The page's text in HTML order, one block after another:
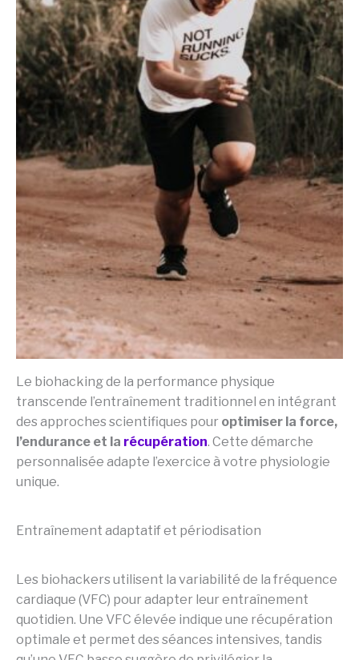
Le biohacking de la performance physique
transcende l’entraînement traditionnel en intégrant
des approches scientifiques pour optimiser la force,
l’endurance et la récupération. Cette démarche
personnalisée adapte l’exercice à votre physiologie
unique.
Entraînement adaptatif et périodisation
Les biohackers utilisent la variabilité de la fréquence
cardiaque (VFC) pour adapter leur entraînement
quotidien. Une VFC élevée indique une récupération
optimale et permet des séances intensives, tandis